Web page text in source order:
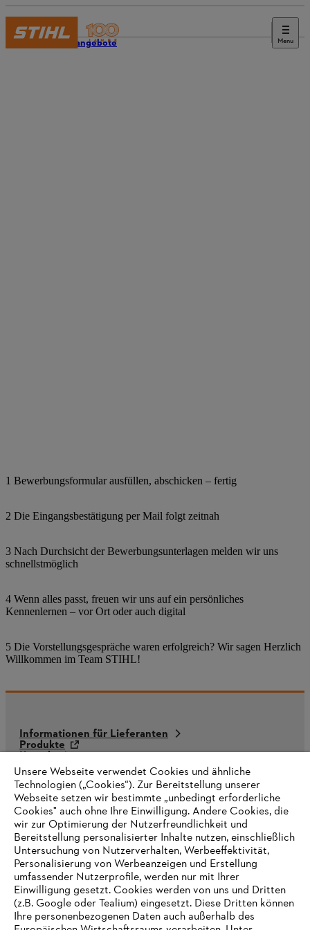
Menu
Stellenangebote
1 Bewerbungsformular ausfüllen, abschicken – fertig
2 Die Eingangsbestätigung per Mail folgt zeitnah
3 Nach Durchsicht der Bewerbungsunterlagen melden wir uns
schnellstmöglich
4 Wenn alles passt, freuen wir uns auf ein persönliches
Kennenlernen – vor Ort oder auch digital
5 Die Vorstellungsgespräche waren erfolgreich? Wir sagen Herzlich
Willkommen im Team STIHL!
Informationen für Lieferanten
Produkte
Kontakt
Karriere
Hinweisgebersystem
Unsere Webseite verwendet Cookies und ähnliche
Technologien („Cookies“). Zur Bereitstellung unserer
Webseite setzen wir bestimmte „unbedingt erforderliche
Cookies" auch ohne Ihre Einwilligung. Andere Cookies, die
wir zur Optimierung der Nutzerfreundlichkeit und
Bereitstellung personalisierter Inhalte nutzen, einschließlich
Untersuchung von Nutzerverhalten, Werbeeffektivität,
Personalisierung von Werbeanzeigen und Erstellung
umfassender Nutzerprofile, werden nur mit Ihrer
Einwilligung gesetzt. Cookies werden von uns und Dritten
(z.B. Google oder Tealium) eingesetzt. Diese Dritten können
Ihre personenbezogenen Daten auch außerhalb des